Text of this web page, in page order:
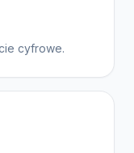
cyfrowe.